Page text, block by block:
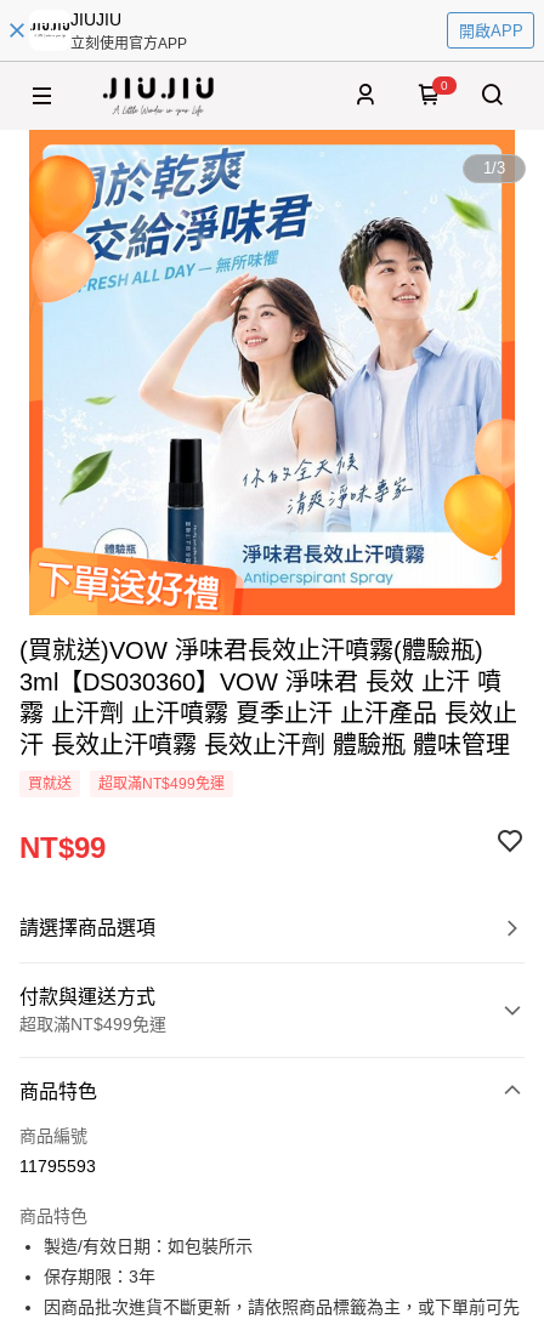
JIUJIU
立刻使用官方APP
開啟APP
0
1/3
(買就送)VOW 淨味君長效止汗噴霧(體驗瓶)
3ml【DS030360】VOW 淨味君 長效 止汗 噴
霧 止汗劑 止汗噴霧 夏季止汗 止汗產品 長效止
汗 長效止汗噴霧 長效止汗劑 體驗瓶 體味管理
買就送 超取滿NT$499免運
NT$99
請選擇商品選項
付款與運送方式
超取滿NT$499免運
信用卡一次付款
超商取貨付款
Apple Pay
街口支付
商品特色
商品編號
11795593
商品特色
製造/有效日期：如包裝所示
保存期限：3年
因商品批次進貨不斷更新，請依照商品標籤為主，或下單前可先